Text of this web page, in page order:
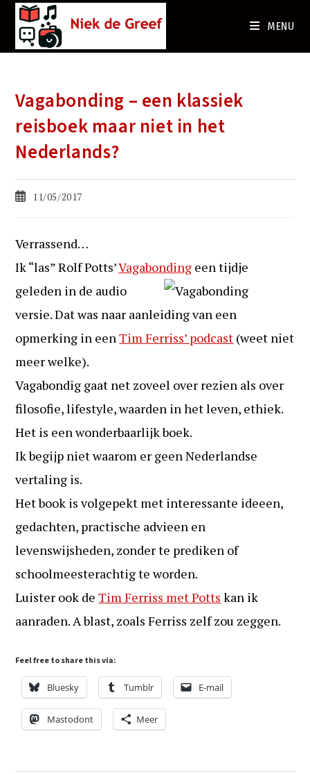
MENU
Vagabonding – een klassiek
reisboek maar niet in het
Nederlands?
Bericht11/05/2017
Verrassend…
Ik “las” Rolf Potts’Vagabonding een tijdje
geleden in de audio
versie. Dat was naar aanleiding van een
opmerking in eenTim Ferriss’ podcast (weet niet
meer welke).
Vagabondig gaat net zoveel over rezien als over
filosofie, lifestyle, waarden in het leven, ethiek.
Het is een wonderbaarlijk boek.
Ik begijp niet waarom er geen Nederlandse
vertaling is.
Het book is volgepekt met interessante ideeen,
gedachten, practische advieen en
levenswijsheden, zonder te prediken of
schoolmeesterachtig te worden.
Luister ook deTim Ferriss met Potts kan ik
aanraden. A blast, zoals Ferriss zelf zou zeggen.
Feel free to share this via:
Bluesky Tumblr E-mail
Mastodont Meer